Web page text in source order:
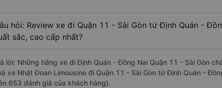
hỏi: Review xe đi Quận 11 - Sài Gòn từ Định Quán -
sắc, cao cấp nhất?
lời: Những hãng xe đi Định Quán - Đồng Nai Quận 11 - Sài Gòn
xe Nhật Đoan Limousine đi Quận 11 - Sài Gòn từ Định Quán -
653 đánh giá của khách hàng).